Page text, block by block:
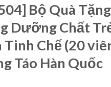
Bộ Quà
Dưỡng Chất
Tinh Chế (20
Táo Hàn Quốc